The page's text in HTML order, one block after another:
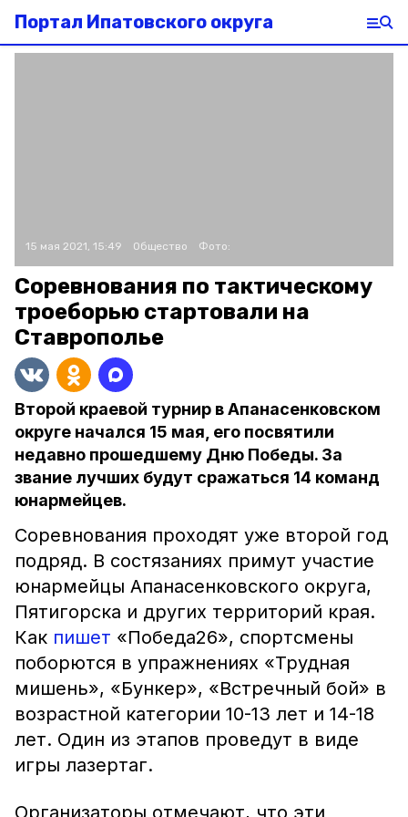
Портал Ипатовского округа
15 мая 2021, 15:49 Общество Фото:
Соревнования по тактическому
троеборью стартовали на
Ставрополье
Второй краевой турнир в Апанасенковском
округе начался 15 мая, его посвятили
недавно прошедшему Дню Победы. За
звание лучших будут сражаться 14 команд
юнармейцев.
Соревнования проходят уже второй год
подряд. В состязаниях примут участие
юнармейцы Апанасенковского округа,
Пятигорска и других территорий края.
Как пишет «Победа26», спортсмены
поборются в упражнениях «Трудная
мишень», «Бункер», «Встречный бой» в
возрастной категории 10-13 лет и 14-18
лет. Один из этапов проведут в виде
игры лазертаг.
Организаторы отмечают, что эти